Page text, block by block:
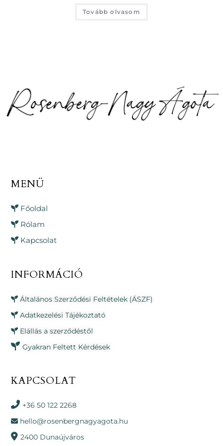
Tovább olvasom
MENÜ
Főoldal
Rólam
Kapcsolat
INFORMÁCIÓ
Általános Szerződési Feltételek (ÁSZF)
Adatkezelési Tájékoztató
Elállás a szerződéstől
Gyakran Feltett Kérdések
KAPCSOLAT
+36 50 122 2268
hello@rosenbergnagyagota.hu
2400 Dunaújváros